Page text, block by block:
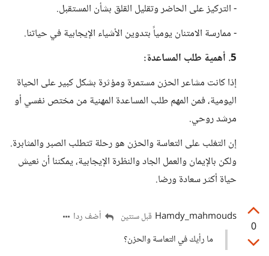
- التركيز على الحاضر وتقليل القلق بشأن المستقبل.
- ممارسة الامتنان يومياً بتدوين الأشياء الإيجابية في حياتنا.
5. أهمية طلب المساعدة:
إذا كانت مشاعر الحزن مستمرة ومؤثرة بشكل كبير على الحياة
اليومية، فمن المهم طلب المساعدة المهنية من مختص نفسي أو
مرشد روحي.
إن التغلب على التعاسة والحزن هو رحلة تتطلب الصبر والمثابرة.
ولكن بالإيمان والعمل الجاد والنظرة الإيجابية، يمكننا أن نعيش
حياة أكثر سعادة ورضا.
0
Hamdy_mahmouds قبل سنتين
أضف ردا
ما رأيك في التعاسة والحزن؟